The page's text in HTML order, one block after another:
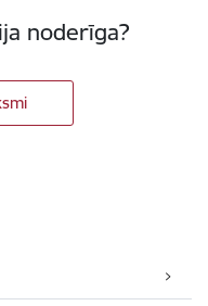
noderīga?